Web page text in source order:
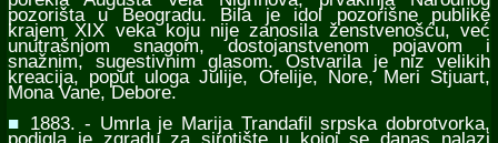
pozorišta u Beogradu. Bila je idol pozorišne publike
krajem XIX veka koju nije zanosila ženstvenošću, već
unutrašnjom snagom, dostojanstvenom pojavom i
snažnim, sugestivnim glasom. Ostvarila je niz velikih
kreacija, poput uloga Julije, Ofelije, Nore, Meri Stjuart,
Mona Vane, Debore.
■
1883. - Umrla je Marija Trandafil srpska dobrotvorka,